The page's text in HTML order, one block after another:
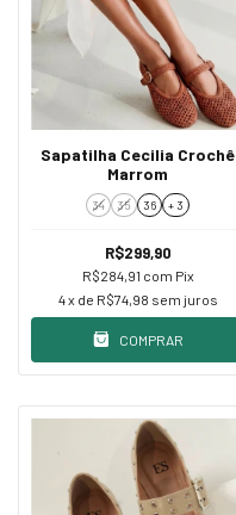
Sapatilha Cecilia Crochê
Marrom
34 35 36 + 3
R$299,90
R$284,91 com Pix
4x de R$74,98 sem juros
COMPRAR